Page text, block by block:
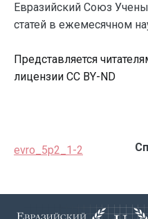
Евразийский Союз
статей в ежемесячном
Представляется
лицензии CC BY-ND
evro_5p2_1-2